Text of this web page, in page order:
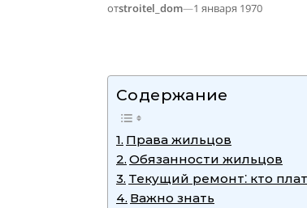
отstroitel_dom—1 января 1970
Содержание
Права жильцов
Обязанности жильцов
Текущий ремонт⁚ кто
Важно знать